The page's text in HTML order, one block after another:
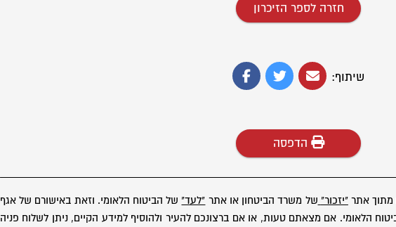
חזרה לספר הזיכרון
שיתוף:
הדפסה
מתוך אתר"יזכור" של משרד הביטחון או אתר "לעד"של הביטוח הלאומי. וזאת באישורם של אגף
הלאומי. אם מצאתם טעות, או אם ברצונכם להעיר ולהוסיף למידע הקיים, ניתן לשלוח פניה